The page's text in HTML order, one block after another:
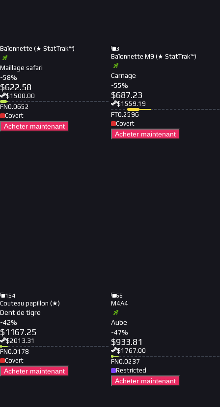
Baïonnette (★ StatTrak™)
Maillage safari
-58%
$622.58
$1500.00
FN0.0652
Covert
Acheter maintenant
3
Baïonnette M9 (★ StatTrak™)
Carnage
-55%
$687.23
$1559.19
FT0.2596
Covert
Acheter maintenant
154
Couteau papillon (★)
Dent de tigre
-42%
$1167.25
$2013.31
FN0.0178
Covert
Acheter maintenant
66
M4A4
Aube
-47%
$933.81
$1767.00
FN0.0237
Restricted
Acheter maintenant